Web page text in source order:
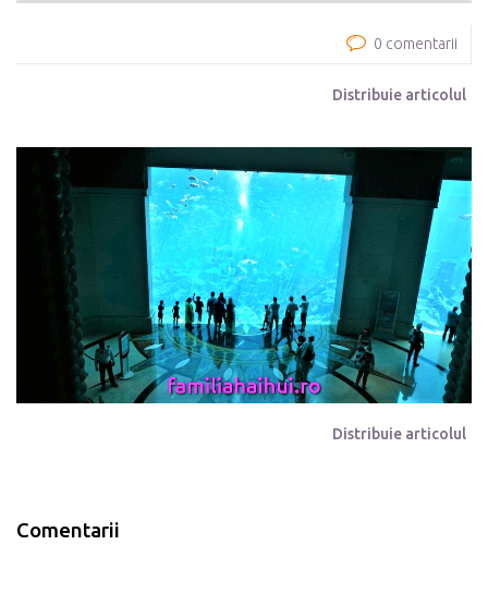
0 comentarii
Distribuie articolul
Distribuie articolul
Comentarii